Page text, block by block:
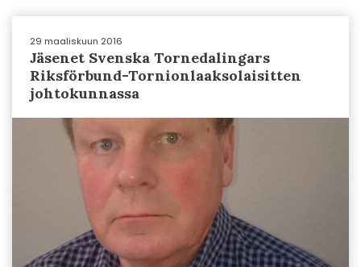
29 maaliskuun 2016
Jäsenet Svenska Tornedalingars
Riksförbund-Tornionlaaksolaisitten
johtokunnassa